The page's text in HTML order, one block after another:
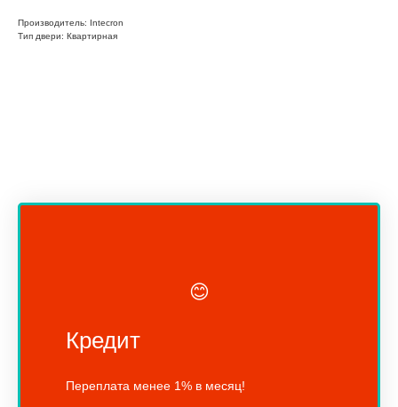
Производитель: Intecron
Тип двери: Квартирная
😊
Кредит
Переплата менее 1% в месяц!